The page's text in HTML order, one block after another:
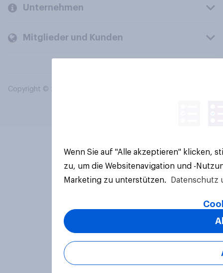
Unternehmen
Mitglieder und Kunden
Copyright © 2026 YouGov PLC. Alle Rechte vorbehalten.
Wenn Sie auf "Alle akzeptieren" klicken,
zu, um die Websitenavigation und -
Marketing zu unterstützen.
Datenschutz